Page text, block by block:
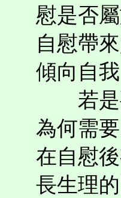
慰是否
自慰帶
傾向自
若是要
為何需
在自慰
長生理